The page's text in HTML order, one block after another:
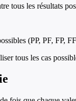
tous les résultats
(PP, PF, FP,
tous les cas